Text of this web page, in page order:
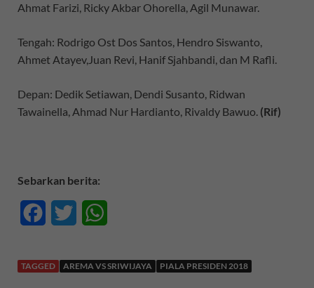
Ahmat Farizi, Ricky Akbar Ohorella, Agil Munawar.
Tengah: Rodrigo Ost Dos Santos, Hendro Siswanto,
Ahmet Atayev,Juan Revi, Hanif Sjahbandi, dan M Rafli.
Depan: Dedik Setiawan, Dendi Susanto, Ridwan
Tawainella, Ahmad Nur Hardianto, Rivaldy Bawuo. (Rif)
Sebarkan berita:
c
i
a
TAGGED AREMA VS SRIWIJAYA PIALA PRESIDEN 2018